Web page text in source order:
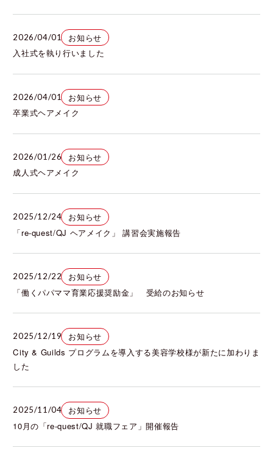
2026/04/01
お知らせ
入社式を執り行いました
2026/04/01
お知らせ
卒業式ヘアメイク
2026/01/26
お知らせ
成人式ヘアメイク
2025/12/24
お知らせ
「re-quest/QJ ヘアメイク」 講習会実施報告
2025/12/22
お知らせ
「働くパパママ育業応援奨励金」 受給のお知らせ
2025/12/19
お知らせ
City & Guilds プログラムを導入する美容学校様が新たに加わりま
した
2025/11/04
お知らせ
10月の「re-quest/QJ 就職フェア」開催報告